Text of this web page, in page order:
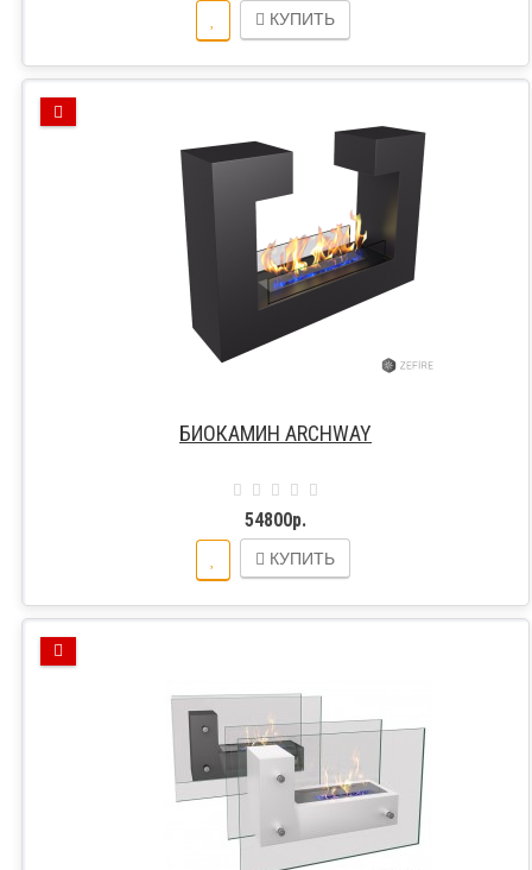
КУПИТЬ
БИОКАМИН ARCHWAY
54800р.
КУПИТЬ